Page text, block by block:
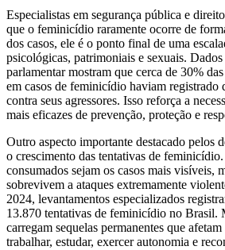
Especialistas em segurança pública e
que o feminicídio raramente ocorre de
dos casos, ele é o ponto final de uma
psicológicas, patrimoniais e sexuais.
parlamentar mostram que cerca de 30%
em casos de feminicídio haviam registrado
contra seus agressores. Isso reforça a
mais eficazes de prevenção, proteção e
Outro aspecto importante destacado pelos
o crescimento das tentativas de
consumados sejam os casos mais visíveis,
sobrevivem a ataques extremamente
2024, levantamentos especializados
13.870 tentativas de feminicídio no Brasil.
carregam sequelas permanentes que
trabalhar, estudar, exercer autonomia e